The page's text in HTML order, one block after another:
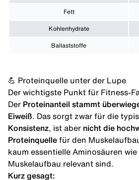
Fett
Kohlenhydrate
Ballaststoffe
💪 Proteinquelle unter der Lupe
Der wichtigste Punkt für Fitness-
Der Proteinanteil stammt
Eiweiß . Das sorgt zwar für die
Konsistenz , ist aber nicht die
Proteinquelle für den
kaum essentielle Aminosäuren wie
Muskelaufbau relevant sind.
Kurz gesagt: